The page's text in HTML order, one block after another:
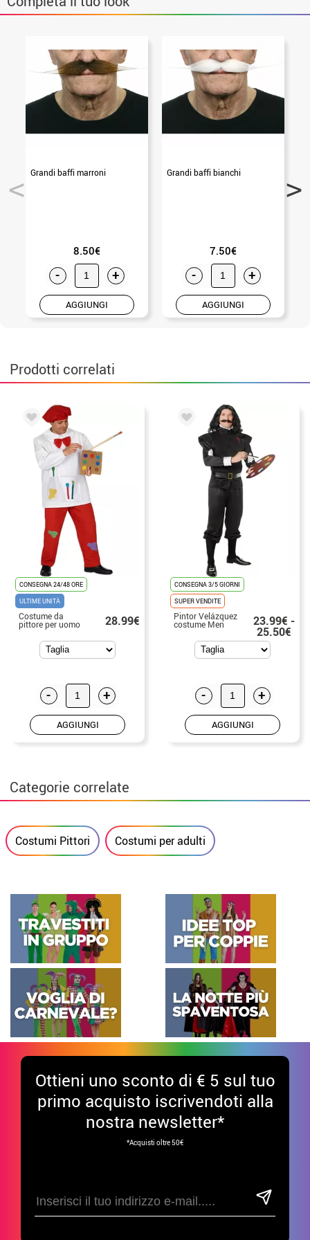
Grandi baffi marroni
8.50€
- +
AGGIUNGI
Grandi baffi bianchi
7.50€
- +
AGGIUNGI
Prodotti correlati
CONSEGNA 24/48 ORE
ULTIME UNITÀ
Costume da
pittore per uomo 28.99€
- +
AGGIUNGI
CONSEGNA 3/5 GIORNI
SUPER VENDITE
Pintor Velázquez
costume Men 23.99€ -
25.50€
- +
AGGIUNGI
Categorie correlate
Costumi Pittori Costumi per adulti
Ottieni uno sconto di € 5 sul tuo
primo acquisto iscrivendoti alla
nostra newsletter*
*Acquisti oltre 50€